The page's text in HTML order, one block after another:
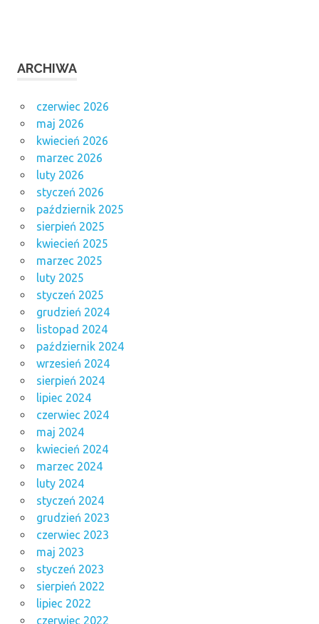
ARCHIWA
czerwiec 2026
maj 2026
kwiecień 2026
marzec 2026
luty 2026
styczeń 2026
październik 2025
sierpień 2025
kwiecień 2025
marzec 2025
luty 2025
styczeń 2025
grudzień 2024
listopad 2024
październik 2024
wrzesień 2024
sierpień 2024
lipiec 2024
czerwiec 2024
maj 2024
kwiecień 2024
marzec 2024
luty 2024
styczeń 2024
grudzień 2023
czerwiec 2023
maj 2023
styczeń 2023
sierpień 2022
lipiec 2022
czerwiec 2022